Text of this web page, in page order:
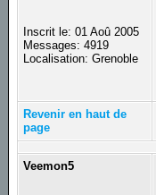
Inscrit le: 01 Aoû 2005
Messages: 4919
Localisation: Grenoble
Revenir en haut de
page
Veemon5